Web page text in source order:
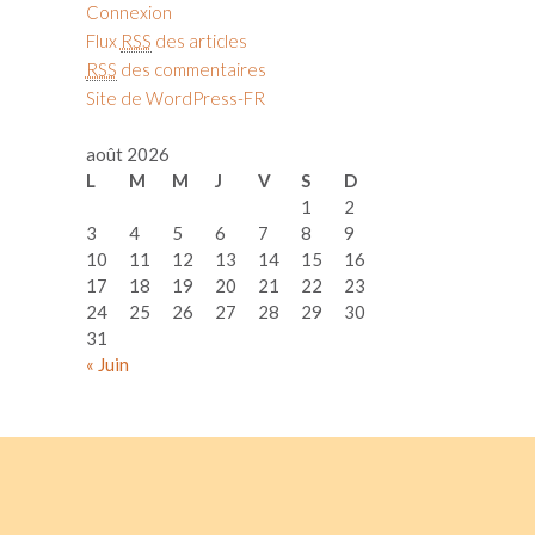
Connexion
Flux RSS des articles
RSS des commentaires
Site de WordPress-FR
août 2026
L
M M J V S D
« Juin
1
2
3
4 5 6 7 8
9
10
11 12 13 14 15
16
17
18 19 20 21 22
23
24
25 26 27 28 29
30
31